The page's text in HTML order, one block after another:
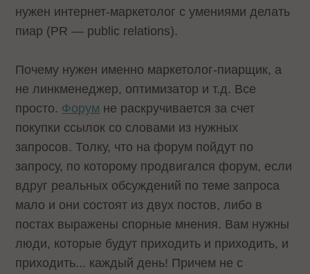
нужен интернет-маркетолог с умениями делать
пиар (PR — public relations).
Почему нужен именно маркетолог-пиарщик, а
не линкменеджер, оптимизатор и т.д. Все
просто. Форум не раскручивается за счет
покупки ссылок со словами из нужных
запросов. Толку, что на форум пойдут по
запросу, по которому продвигался форум, если
вдруг реальных обсуждений по теме запроса
мало и они состоят из двух постов, либо в
постах выражены спорные мнения. Вам нужны
люди, которые будут приходить и приходить, и
приходить... каждый день! Причем не с